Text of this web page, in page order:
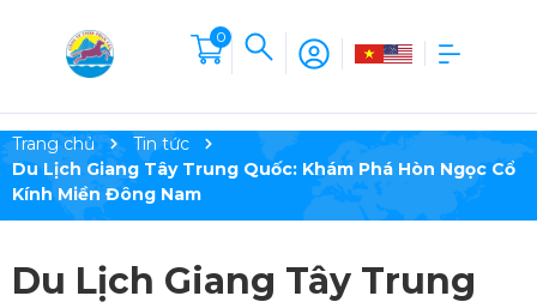
0
Trang chủ
Tin tức
Du Lịch Giang Tây Trung Quốc: Khám Phá Hòn Ngọc Cổ
Kính Miền Đông Nam
Du Lịch Giang Tây Trung